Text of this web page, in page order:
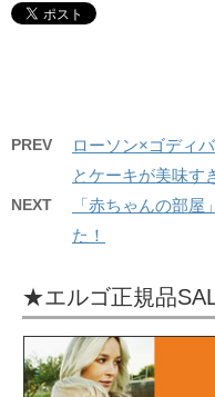
PREV
ローソン×ゴディ
とケーキが美味す
NEXT
「赤ちゃんの部
た！
★エルゴ正規品